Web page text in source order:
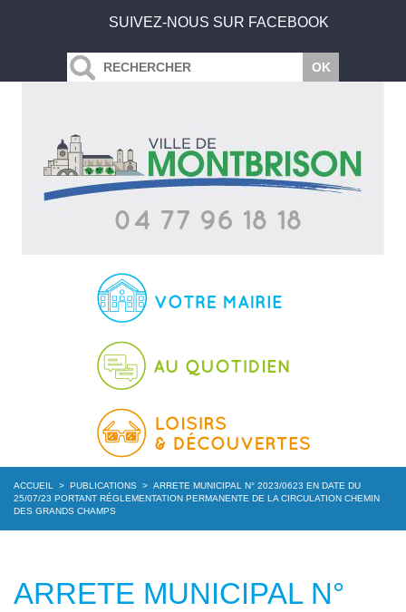
SUIVEZ-NOUS SUR FACEBOOK
ACCUEIL > PUBLICATIONS > ARRETE MUNICIPAL N° 2023/0623 EN DATE DU
25/07/23 PORTANT RÉGLEMENTATION PERMANENTE DE LA CIRCULATION CHEMIN
DES GRANDS CHAMPS
ARRETE MUNICIPAL N°